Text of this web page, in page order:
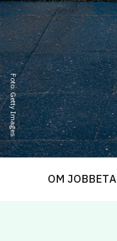
Foto: Getty Images
OM JOBBET